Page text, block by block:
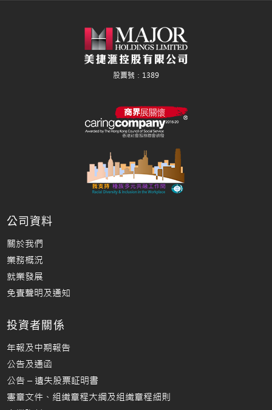
公司資料
關於我們
業務概況
就業發展
免責聲明及通知
投資者關係
年報及中期報告
公告及通函
公告 – 遺失股票証明書
憲章文件、組織章程大綱及組織章程細則